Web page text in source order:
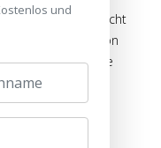
Veröffentlichung nicht
daher auch von
Produkte
haben.
und